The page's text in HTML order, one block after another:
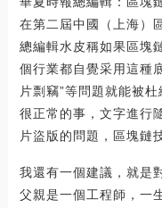
在第二屆中國（上海）
總編輯水皮稱如果區塊
個行業都自覺采用這種
片剽竊”等問題就能被
很正常的事，文字進行
片盜版的問題，區塊鏈
我還有一個建議，就是
父親是一個工程師，一